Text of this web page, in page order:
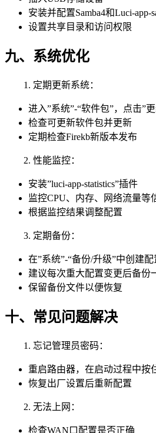
安装并配置Samba4和Luci-app-
设置共享目录和访问权限
九、系统优化
1. 定期更新系统：
进入”系统”-“软件包”，点击”
检查可更新软件包并更新
定期检查Firekb新版本发布
2. 性能监控：
安装”luci-app-statistics”插件
监控CPU、内存、网络流量等
根据监控结果调整配置
3. 定期备份：
在”系统”-“备份/升级”中创建
建议每次重大配置变更后备份
保留备份文件以便恢复
十、常见问题解决
1. 忘记管理员密码：
重启路由器，在启动过程中按
恢复出厂设置后重新配置
2. 无法上网：
检查WAN口配置是否正确